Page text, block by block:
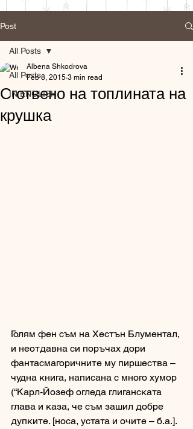
Post
All Posts
IN ENGLISH
All Posts
Сготвено на топлината на
крушка
Albena Shkodrova
Feb 8, 2015 3 min read
Голям фен съм на Хестън Блументал,
и неотдавна си поръчах дори
фантасмагоричните му пиршества –
чудна книга, написана с много хумор
(“Карл-Йозеф огледа глиганската
глава и каза, че съм зашил добре
дупките. [носа, устата и очите – б.а.].